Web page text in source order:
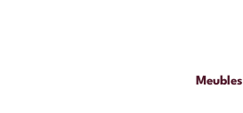
Meubles